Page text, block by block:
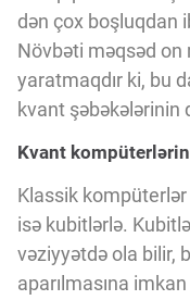
dən çox boşluqdan
Növbəti məqsəd
yaratmaqdır ki, bu
kvant şəbəkələrinin
Kvant
Klassik
isə kubitlərlə.
vəziyyətdə ola bilir,
aparılmasına